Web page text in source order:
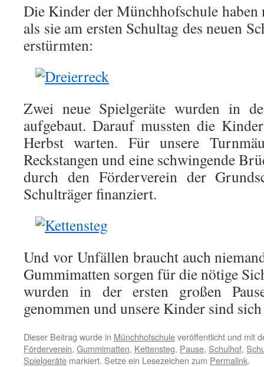
Die Kinder der Münchhofschule haben
als sie am ersten Schultag des neuen
erstürmten:
Zwei neue Spielgeräte wurden in
aufgebaut. Darauf mussten die
Herbst warten. Für unsere
Reckstangen und eine schwingende
durch den Förderverein der
Schulträger finanziert.
Und vor Unfällen braucht auch
Gummimatten sorgen für die nötige
wurden in der ersten großen
genommen und unsere Kinder sind
Dieser Beitrag wurde in Münchhofschuleveröffentlicht und mit
Förderverein, Gummimatten, Kettensteg, Pause, Schulhof,
Spielgeräte markiert. Setze ein Lesezeichen zum Permalink.